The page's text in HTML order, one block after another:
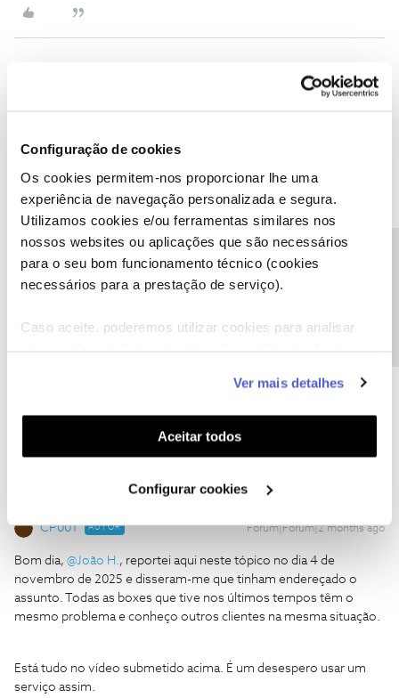
Configuração de cookies
Os cookies permitem-nos proporcionar lhe uma
experiência de navegação personalizada e segura.
Utilizamos cookies e/ou ferramentas similares nos
nossos websites ou aplicações que são necessários
para o seu bom funcionamento técnico (cookies
necessários para a prestação de serviço).
Caso aceite, poderemos utilizar cookies para analisar
funcionalidades (cookies de personalização e
funcionalidade) e adaptar anúncios aos seus interesses
(cookies de publicidade personalizada). Pode gerir a
utilização dos cookies clicando em "Configurar
Ver mais detalhes
Aceitar todos
Configurar cookies
Forum|Forum|2 months ago
Agradecemos a sua mensagem e testemunho.
Neste momento não temos informações sobre um bug
identificado relacionado as funcionalidades de
Pode, por favor, partilhar connosco mais detalhes sobre esta
Obrigado
como "Melhor Resposta" e faça "Like" nos melhores comentários.
sempre a par das ultimas novidades.
CP001 AUTOR Forum|Forum|2 months ago
Bom dia, ​ @João H., reportei aqui neste tópico no dia 4 de
novembro de 2025 e disseram-me que tinham endereçado o
assunto. Todas as boxes que tive nos últimos tempos têm o
mesmo problema e conheço outros clientes na mesma situação.
Está tudo no vídeo submetido acima. É um desespero usar um
serviço assim.